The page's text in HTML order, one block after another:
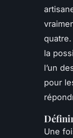
la
l’un
pour
Une